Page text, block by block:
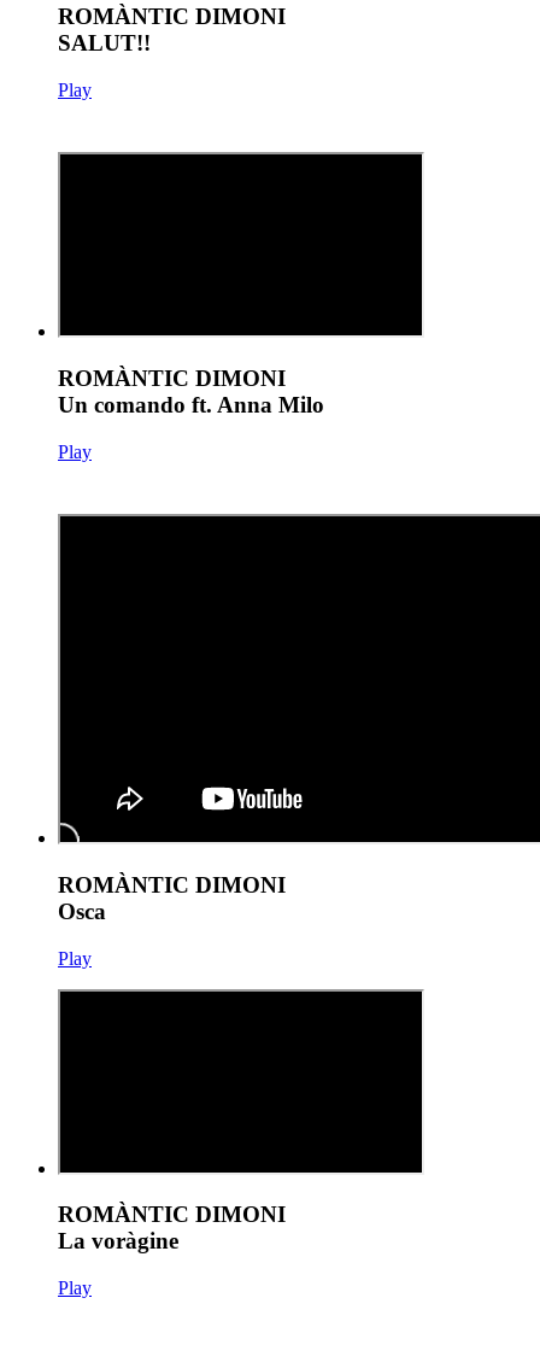
ROMÀNTIC DIMONI
SALUT!!
Play
ROMÀNTIC DIMONI
Un comando ft. Anna Milo
Play
ROMÀNTIC DIMONI
Osca
Play
ROMÀNTIC DIMONI
La voràgine
Play